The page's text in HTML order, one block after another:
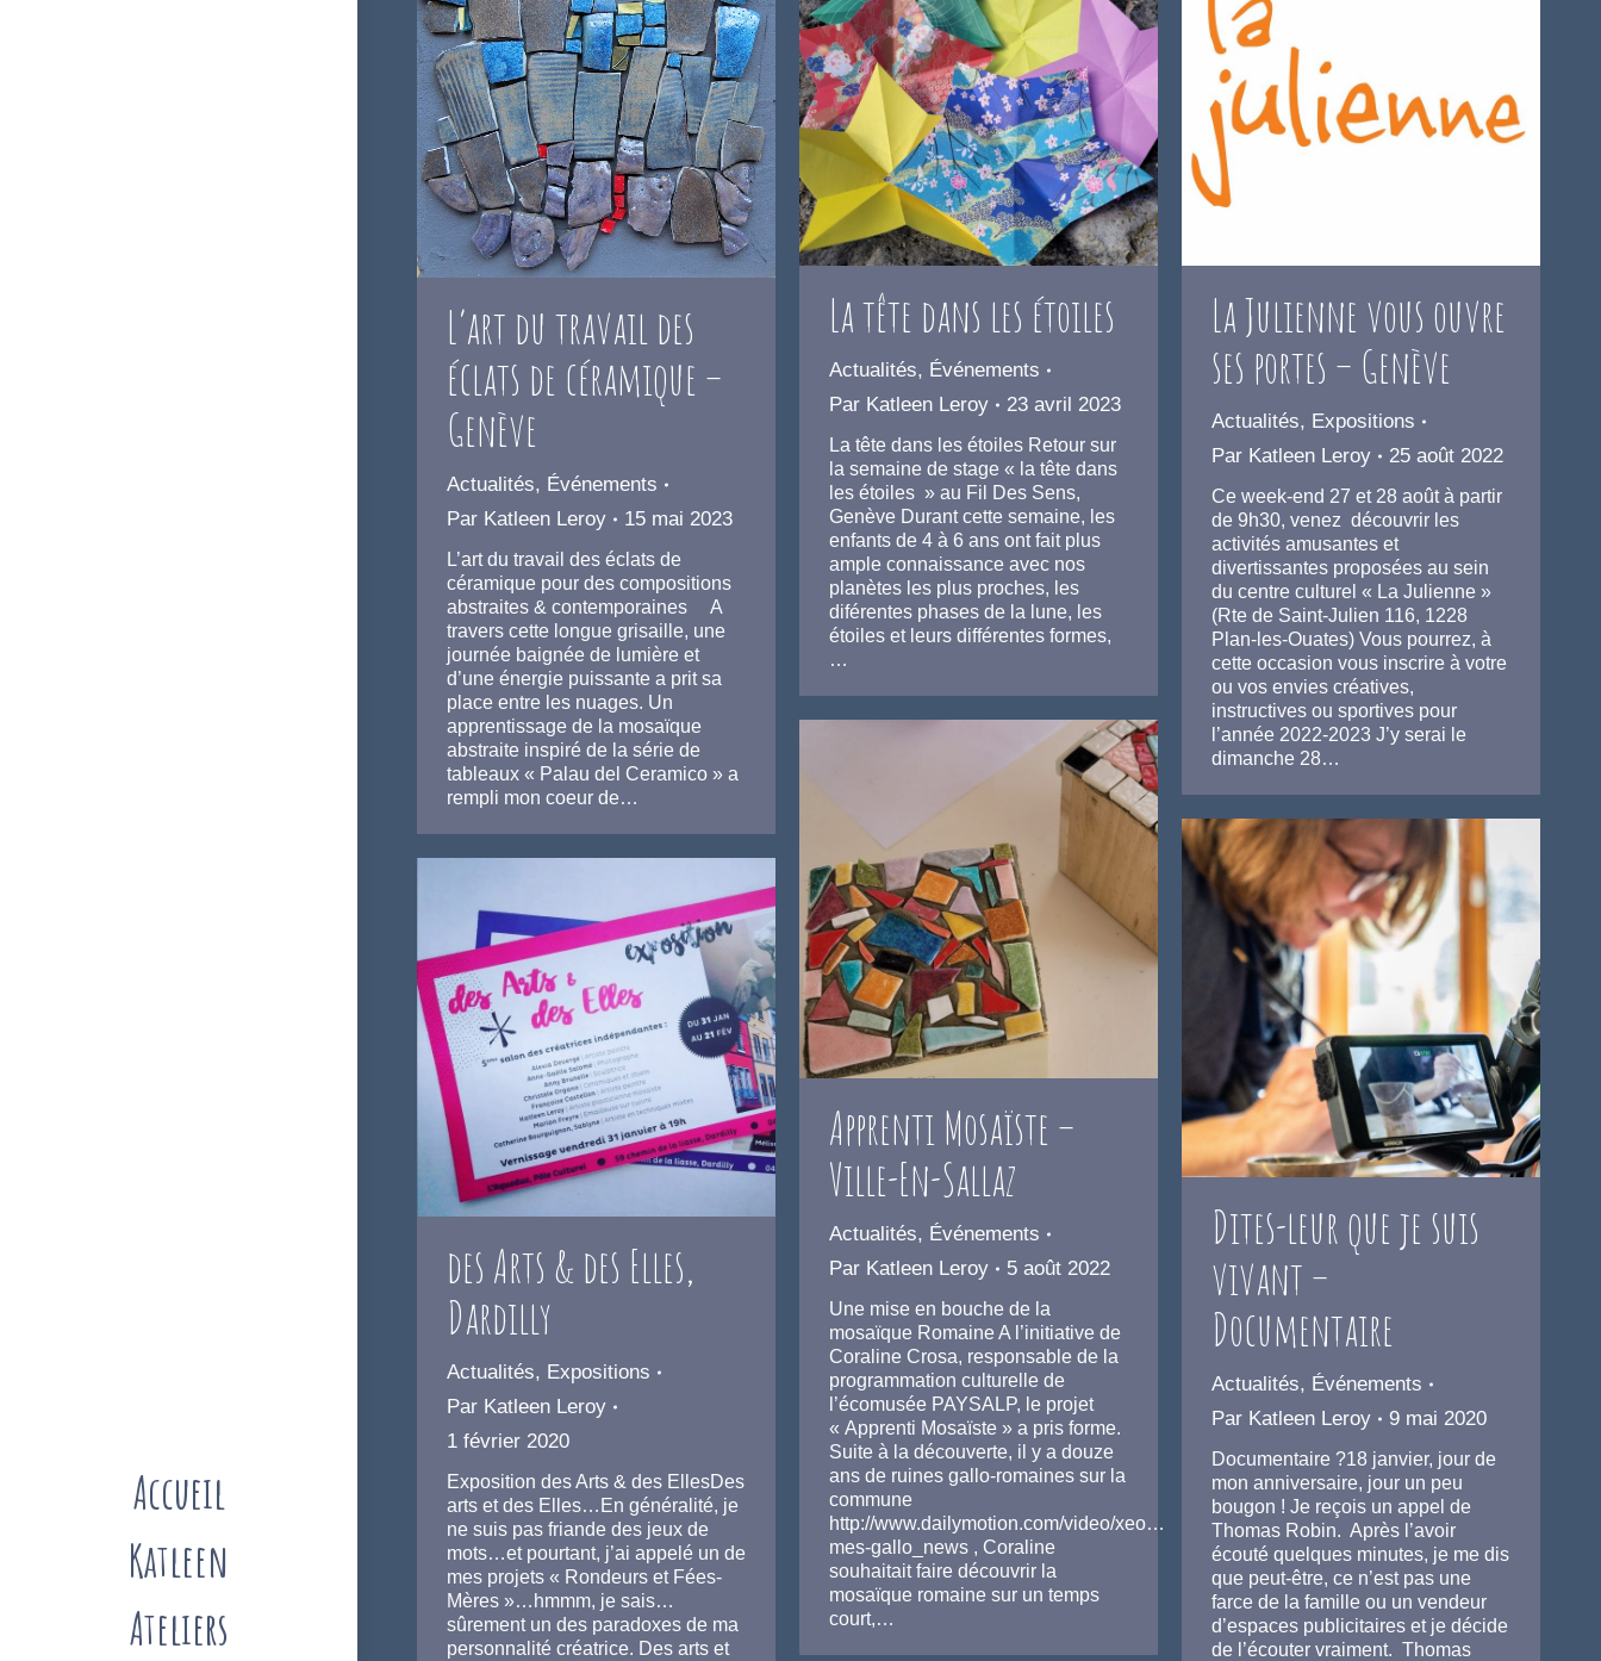
Accueil
Katleen
Ateliers
L’art du travail des
éclats de céramique –
Genève
Actualités, Événements
Par Katleen Leroy 15 mai 2023
L’art du travail des éclats de
céramique pour des compositions
abstraites & contemporaines A
travers cette longue grisaille, une
journée baignée de lumière et
d’une énergie puissante a prit sa
place entre les nuages. Un
apprentissage de la mosaïque
abstraite inspiré de la série de
tableaux « Palau del Ceramico » a
rempli mon coeur de…
La tête dans les étoiles
Actualités, Événements
Par Katleen Leroy 23 avril 2023
La tête dans les étoiles Retour sur
la semaine de stage « la tête dans
les étoiles » au Fil Des Sens,
Genève Durant cette semaine, les
enfants de 4 à 6 ans ont fait plus
ample connaissance avec nos
planètes les plus proches, les
diférentes phases de la lune, les
étoiles et leurs différentes formes,
…
La Julienne vous ouvre
ses portes – Genève
Actualités, Expositions
Par Katleen Leroy 25 août 2022
Ce week-end 27 et 28 août à partir
de 9h30, venez découvrir les
activités amusantes et
divertissantes proposées au sein
du centre culturel « La Julienne »
(Rte de Saint-Julien 116, 1228
Plan-les-Ouates) Vous pourrez, à
cette occasion vous inscrire à votre
ou vos envies créatives,
instructives ou sportives pour
l’année 2022-2023 J’y serai le
dimanche 28…
Apprenti Mosaïste –
Ville-En-Sallaz
Actualités, Événements
Par Katleen Leroy 5 août 2022
Une mise en bouche de la
mosaïque Romaine A l’initiative de
Coraline Crosa, responsable de la
programmation culturelle de
l’écomusée PAYSALP, le projet
« Apprenti Mosaïste » a pris forme.
Suite à la découverte, il y a douze
ans de ruines gallo-romaines sur la
commune
http://www.dailymotion.com/video/xeo…
mes-gallo_news , Coraline
souhaitait faire découvrir la
mosaïque romaine sur un temps
court,…
Dites-leur que je suis
vivant –
Documentaire
Actualités, Événements
Par Katleen Leroy 9 mai 2020
Documentaire ?18 janvier, jour de
mon anniversaire, jour un peu
bougon ! Je reçois un appel de
Thomas Robin. Après l’avoir
écouté quelques minutes, je me dis
que peut-être, ce n’est pas une
farce de la famille ou un vendeur
d’espaces publicitaires et je décide
de l’écouter vraiment. Thomas
des Arts & des Elles,
Dardilly
Actualités, Expositions
Par Katleen Leroy
1 février 2020
Exposition des Arts & des EllesDes
arts et des Elles…En généralité, je
ne suis pas friande des jeux de
mots…et pourtant, j’ai appelé un de
mes projets « Rondeurs et Fées-
Mères »…hmmm, je sais…
sûrement un des paradoxes de ma
personnalité créatrice. Des arts et